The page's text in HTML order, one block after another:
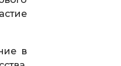
в